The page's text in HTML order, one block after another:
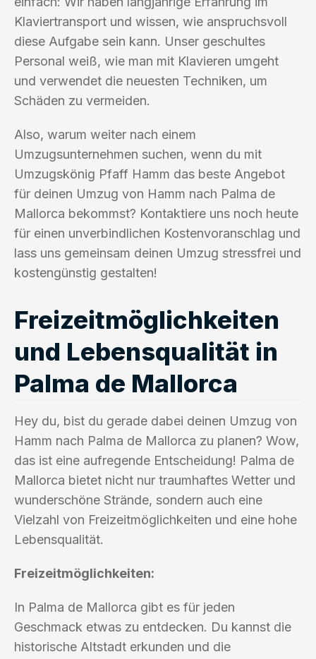
Klaviertransport und wissen, wie anspruchsvoll
diese Aufgabe sein kann. Unser geschultes
Personal weiß, wie man mit Klavieren umgeht
und verwendet die neuesten Techniken, um
Schäden zu vermeiden.
Also, warum weiter nach einem
Umzugsunternehmen suchen, wenn du mit
Umzugskönig Pfaff Hamm das beste Angebot
für deinen Umzug von Hamm nach Palma de
Mallorca bekommst? Kontaktiere uns noch heute
für einen unverbindlichen Kostenvoranschlag und
lass uns gemeinsam deinen Umzug stressfrei und
kostengünstig gestalten!
Freizeitmöglichkeiten
und Lebensqualität in
Palma de Mallorca
Hey du, bist du gerade dabei deinen Umzug von
Hamm nach Palma de Mallorca zu planen? Wow,
das ist eine aufregende Entscheidung! Palma de
Mallorca bietet nicht nur traumhaftes Wetter und
wunderschöne Strände, sondern auch eine
Vielzahl von Freizeitmöglichkeiten und eine hohe
Lebensqualität.
Freizeitmöglichkeiten:
In Palma de Mallorca gibt es für jeden
Geschmack etwas zu entdecken. Du kannst die
historische Altstadt erkunden und die